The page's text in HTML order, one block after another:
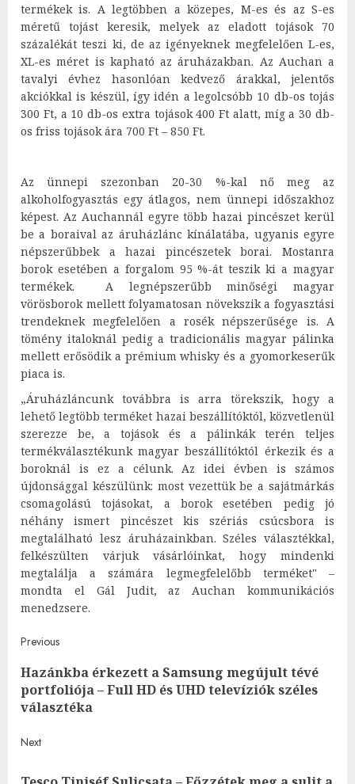
termékek is. A legtöbben a közepes, M-es és az S-es
méretű tojást keresik, melyek az eladott tojások 70
százalékát teszi ki, de az igényeknek megfelelően L-es,
XL-es méret is kapható az áruházakban. Az Auchan a
tavalyi évhez hasonlóan kedvező árakkal, jelentős
akciókkal is készül, így idén a legolcsóbb 10 db-os tojás
300 Ft, a 10 db-os extra tojások 400 Ft alatt, míg a 30 db-
os friss tojások ára 700 Ft – 850 Ft.
Az ünnepi szezonban 20-30 %-kal nő meg az
alkoholfogyasztás egy átlagos, nem ünnepi időszakhoz
képest. Az Auchannál egyre több hazai pincészet kerül
be a boraival az áruházlánc kínálatába, ugyanis egyre
népszerűbbek a hazai pincészetek borai. Mostanra
borok esetében a forgalom 95 %-át teszik ki a magyar
termékek. A legnépszerűbb minőségi magyar
vörösborok mellett folyamatosan növekszik a fogyasztási
trendeknek megfelelően a rosék népszerűsége is. A
tömény italoknál pedig a tradicionális magyar pálinka
mellett erősödik a prémium whisky és a gyomorkeserűk
piaca is.
„Áruházláncunk továbbra is arra törekszik, hogy a
lehető legtöbb terméket hazai beszállítóktól, közvetlenül
szerezze be, a tojások és a pálinkák terén teljes
termékválasztékunk magyar beszállítóktól érkezik és a
boroknál is ez a célunk. Az idei évben is számos
újdonsággal készülünk: most vezettük be a sajátmárkás
csomagolású tojásokat, a borok esetében pedig jó
néhány ismert pincészet kis szériás csúcsbora is
megtalálható lesz áruházainkban. Széles választékkal,
felkészülten várjuk vásárlóinkat, hogy mindenki
megtalálja a számára legmegfelelőbb terméket" –
mondta el Gál Judit, az Auchan kommunikációs
menedzsere.
Post
navigation
Previous
Hazánkba érkezett a Samsung megújult tévé
portfoliója – Full HD és UHD televíziók széles
választéka
Next